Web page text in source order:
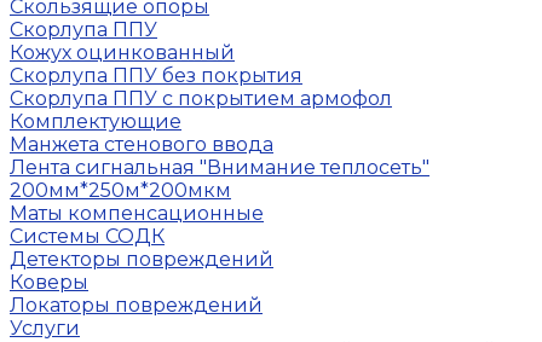
Скользящие опоры
Скорлупа ППУ
Кожух оцинкованный
Скорлупа ППУ без покрытия
Скорлупа ППУ с покрытием армофол
Комплектующие
Манжета стенового ввода
Лента сигнальная "Внимание теплосеть"
200мм*250м*200мкм
Маты компенсационные
Системы СОДК
Детекторы повреждений
Коверы
Локаторы повреждений
Услуги